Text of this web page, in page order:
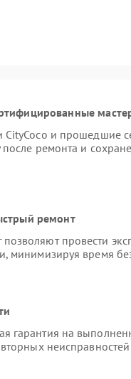
CityCoco и прошедшие
после ремонта и
ремонт
провести
минимизируя время
гарантия на
неисправностей